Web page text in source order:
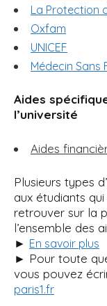
La Protection
Oxfam
UNICEF
Médecin Sans
Aides
l’université
Aides
Plusieurs types
aux étudiants
retrouver sur la
l’ensemble des
► En savoir plus
► Pour toute
vous pouvez
paris1.fr